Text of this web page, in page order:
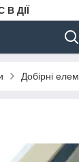
В ДІЇ
Добірні